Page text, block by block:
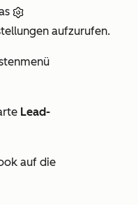
aufzurufen.
Lead-
auf die